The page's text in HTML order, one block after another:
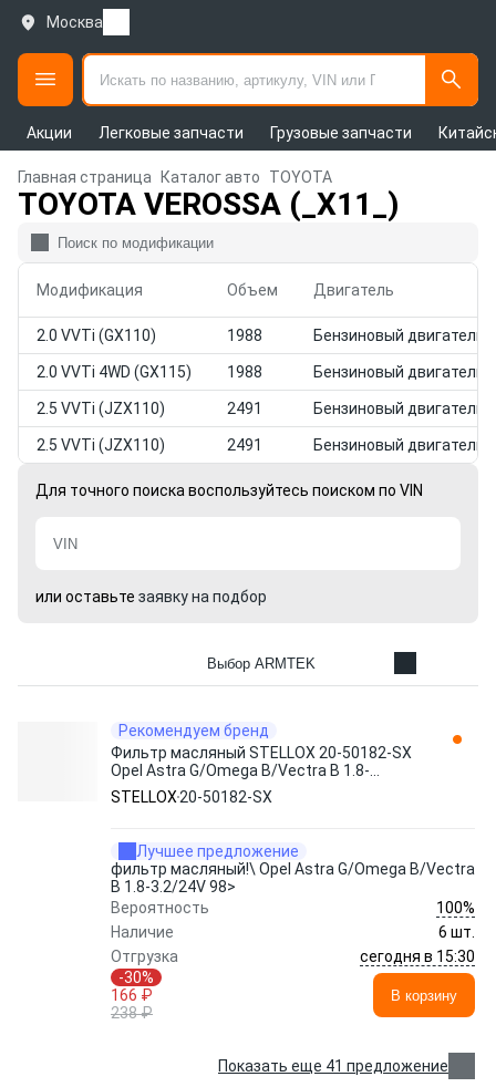
Москва
Акции Легковые запчасти Грузовые запчасти
Главная страница Каталог авто TOYOTA
TOYOTA VEROSSA (_X11_)
Модификация Объем Двигатель
2.0 VVTi (GX110) 1988 Бензиновый двигатель
2.0 VVTi 4WD (GX115) 1988 Бензиновый двигатель
2.5 VVTi (JZX110) 2491 Бензиновый двигатель
2.5 VVTi (JZX110) 2491 Бензиновый двигатель
Для точного поиска воспользуйтесь поиском по VIN
или оставьте заявку на подбор
Выбор ARMTEK
Рекомендуем бренд
Фильтр масляный STELLOX 20-50182-SX
Opel Astra G/Omega B/Vectra B 1.8-
3.2/24V 98>
STELLOX 20-50182-SX
Лучшее предложение
фильтр масляный!\ Opel Astra G/Omega B/Vectra
B 1.8-3.2/24V 98>
Вероятность
100%
Наличие
6 шт.
Отгрузка
сегодня в 15:30
-30%
166 ₽
238 ₽
В корзину
Показать еще 41 предложение